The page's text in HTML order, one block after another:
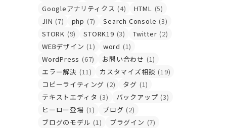
Googleアナリティクス (4) HTML (5)
JIN (7) php (7) Search Console (3)
STORK (9) STORK19 (3) Twitter (2)
WEBデザイン (1) word (1)
WordPress (67) お問い合わせ (1)
エラー解決 (11) カスタマイズ相談 (19)
コピーライティング (2) タグ (1)
テキストエディタ (3) バックアップ (3)
ヒーロー登場 (1) ブログ (2)
ブログのモデル (1) プラグイン (7)